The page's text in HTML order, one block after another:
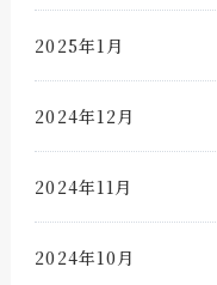
2025年1月
2024年12月
2024年11月
2024年10月